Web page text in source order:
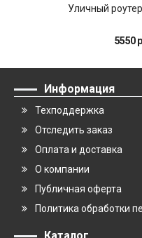
Уличный
5550
Информация
Техподдержка
Отследить заказ
Оплата и доставка
О компании
Публичная оферта
Политика обработки